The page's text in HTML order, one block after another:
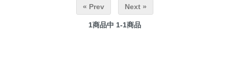
« Prev Next »
1商品中 1-1商品